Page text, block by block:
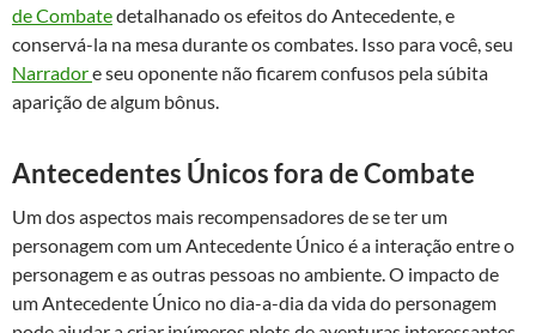
de Combatedetalhanado os efeitos do Antecedente, e
conservá-la na mesa durante os combates. Isso para você, seu
Narradore seu oponente não ficarem confusos pela súbita
aparição de algum bônus.
Antecedentes Únicos fora de Combate
Um dos aspectos mais recompensadores de se ter um
personagem com um Antecedente Único é a interação entre o
personagem e as outras pessoas no ambiente. O impacto de
um Antecedente Único no dia-a-dia da vida do personagem